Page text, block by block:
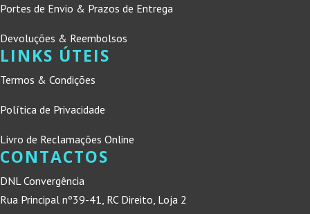
Portes de Envio & Prazos de Entrega
Devoluções & Reembolsos
LINKS ÚTEIS
Termos & Condições
Política de Privacidade
Livro de Reclamações Online
CONTACTOS
DNL Convergência
Rua Principal nº39-41, RC Direito, Loja 2